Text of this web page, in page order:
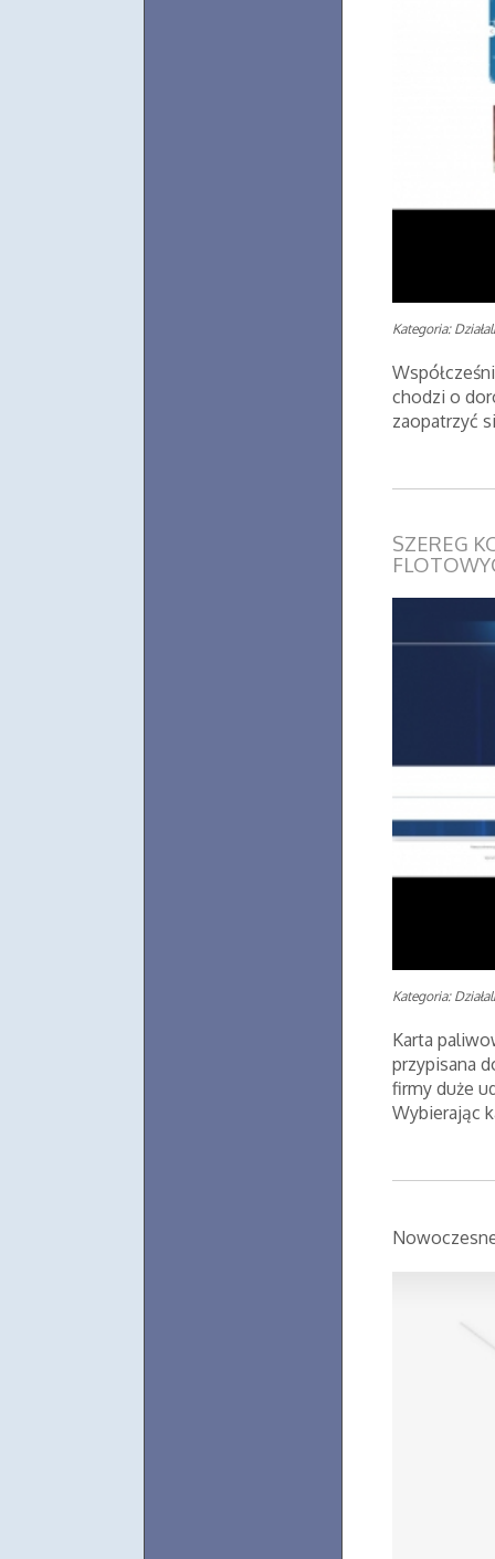
Kategoria:
chodzi o
zaopatrzyć
SZEREG
Kategoria:
Karta
przypisana
firmy duże
Wybierając